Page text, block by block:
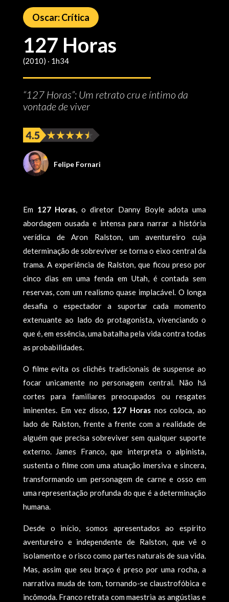
Oscar: Crítica
127 Horas
(2010) ‧ 1h34
“127 Horas”: Um retrato cru e íntimo da
vontade de viver
Felipe Fornari
Em 127 Horas, o diretor Danny Boyle adota uma
abordagem ousada e intensa para narrar a história
verídica de Aron Ralston, um aventureiro cuja
determinação de sobreviver se torna o eixo central da
trama. A experiência de Ralston, que ficou preso por
cinco dias em uma fenda em Utah, é contada sem
reservas, com um realismo quase implacável. O longa
desafia o espectador a suportar cada momento
extenuante ao lado do protagonista, vivenciando o
que é, em essência, uma batalha pela vida contra todas
as probabilidades.
O filme evita os clichês tradicionais de suspense ao
focar unicamente no personagem central. Não há
cortes para familiares preocupados ou resgates
iminentes. Em vez disso, 127 Horasnos coloca, ao
lado de Ralston, frente a frente com a realidade de
alguém que precisa sobreviver sem qualquer suporte
externo. James Franco, que interpreta o alpinista,
sustenta o filme com uma atuação imersiva e sincera,
transformando um personagem de carne e osso em
uma representação profunda do que é a determinação
humana.
Desde o início, somos apresentados ao espírito
aventureiro e independente de Ralston, que vê o
isolamento e o risco como partes naturais de sua vida.
Mas, assim que seu braço é preso por uma rocha, a
narrativa muda de tom, tornando-se claustrofóbica e
incômoda. Franco retrata com maestria as angústias e